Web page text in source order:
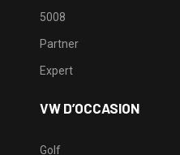
5008
Partner
Expert
VW D’OCCASION
Golf